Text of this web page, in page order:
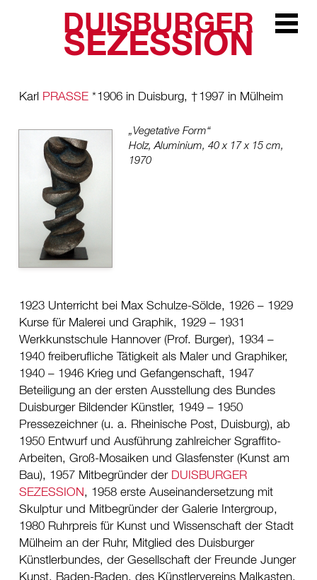
Zur
DUISBURGER
SEZESSION
Karl PRASSE *1906 in Duisburg,†1997 in Mülheim
„Vegetative Form“
Holz, Aluminium, 40 x 17 x 15 cm,
1970
1923 Unterricht bei Max Schulze-Sölde, 1926 – 1929
Kurse für Malerei und Graphik, 1929 – 1931
Werkkunstschule Hannover (Prof. Burger), 1934 –
1940 freiberufliche Tätigkeit als Maler und Graphiker,
1940 – 1946 Krieg und Gefangenschaft, 1947
Beteiligung an der ersten Ausstellung des Bundes
Duisburger Bildender Künstler, 1949 – 1950
Pressezeichner (u. a. Rheinische Post, Duisburg), ab
1950 Entwurf und Ausführung zahlreicher Sgraffito-
Arbeiten, Groß-Mosaiken und Glasfenster (Kunst am
Bau), 1957 Mitbegründer der DUISBURGER
SEZESSION, 1958 erste Auseinandersetzung mit
Skulptur und Mitbegründer der Galerie Intergroup,
1980 Ruhrpreis für Kunst und Wissenschaft der Stadt
Mülheim an der Ruhr, Mitglied des Duisburger
Künstlerbundes, der Gesellschaft der Freunde Junger
Kunst, Baden-Baden, des Künstlervereins Malkasten,